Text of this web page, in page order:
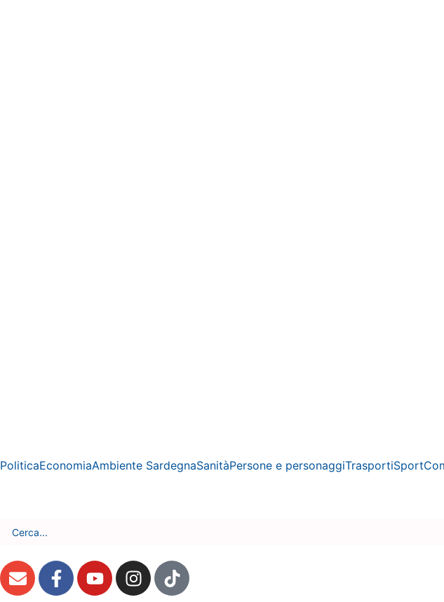
PoliticaEconomiaAmbiente SardegnaSanitàPersone e personaggiTrasportiSport